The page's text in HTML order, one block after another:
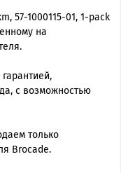
57-1000115-01, 1-pack
на
с возможностью
только
Brocade.